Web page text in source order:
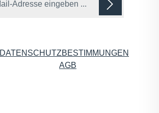
DATENSCHUTZBESTIMMUNGEN
AGB